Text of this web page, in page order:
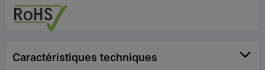
Caractéristiques techniques